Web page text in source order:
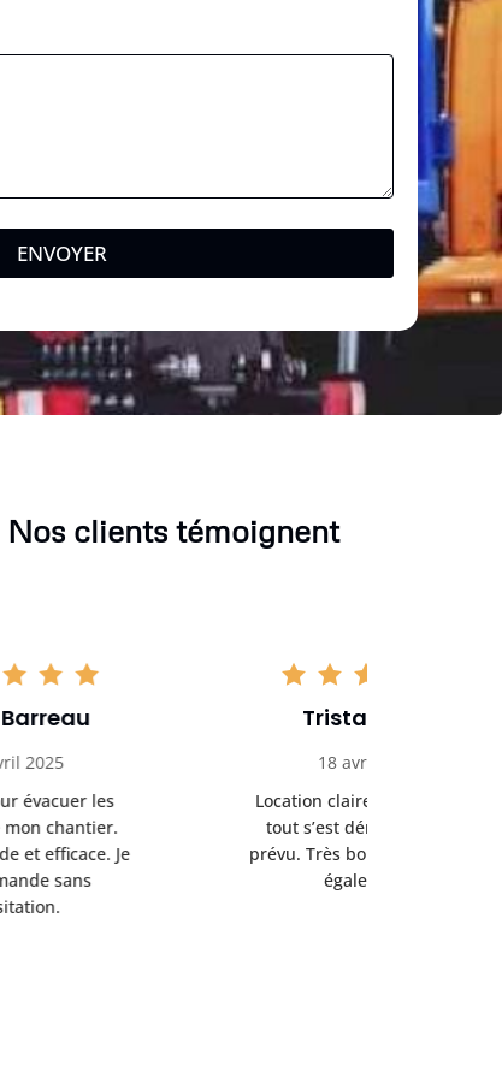
ENVOYER
Nos clients témoignent
Location claire, tarifs justes,
tout s’est déroulé comme
prévu. Très bon service client